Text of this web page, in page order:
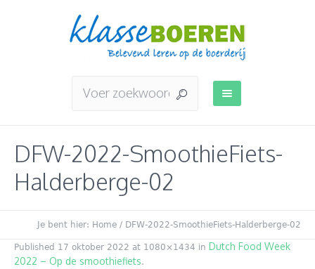
DFW-2022-SmoothieFiets-
Halderberge-02
Je bent hier: Home / DFW-2022-SmoothieFiets-Halderberge-02
Published 17 oktober 2022 at 1080×1434 in Dutch Food Week
2022 – Op de smoothiefiets.